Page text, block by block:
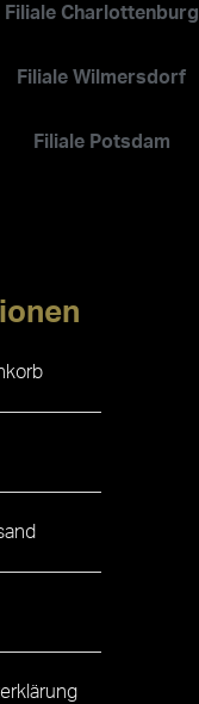
Filiale Charlottenburg
Filiale Wilmersdorf
Filiale Potsdam